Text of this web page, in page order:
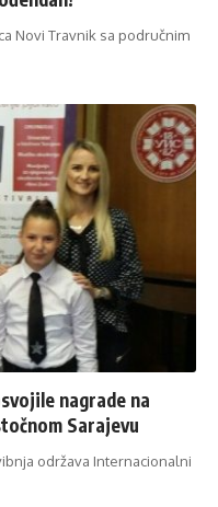
Novi Travnik sa područnim
nagrade na
Sarajevu
održava Internacionalni